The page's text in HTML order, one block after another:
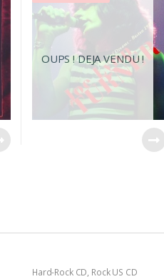
OUPS ! DEJA VENDU !
Hard-Rock CD, Rock US CD